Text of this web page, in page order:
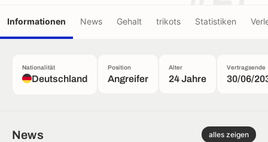
Informationen News Gehalt trikots Statistiken
Nationalität
Deutschland
Position
Angreifer
Alter
24 Jahre
Vertragsende
30/06/
News alles zeigen